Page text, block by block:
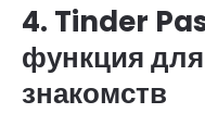
4. Tinder
функция
знакомств